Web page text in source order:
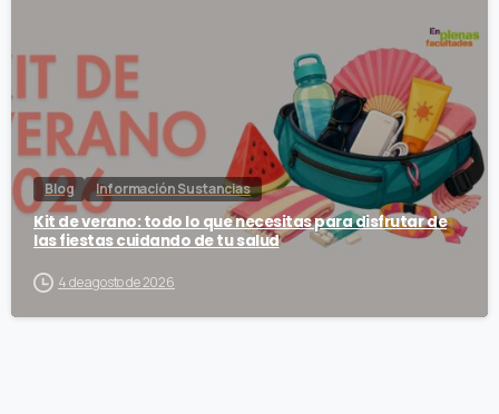
Blog Información Sustancias
Kit de verano: todo lo que necesitas para disfrutar de
las fiestas cuidando de tu salud
4 de agosto de 2026